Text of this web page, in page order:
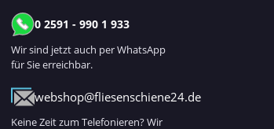
0 2591 - 990 1 933
Wir sind jetzt auch per WhatsApp
für Sie erreichbar.
webshop@fliesenschiene24.de
Keine Zeit zum Telefonieren? Wir